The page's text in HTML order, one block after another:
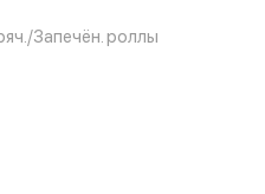
Запечён. роллы